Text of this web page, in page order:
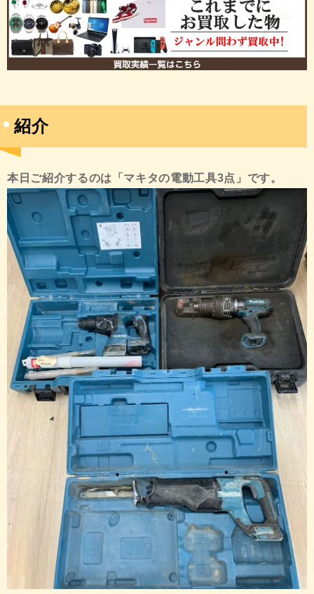
紹介
本日ご紹介するのは「マキタの電動工具3点 」です。